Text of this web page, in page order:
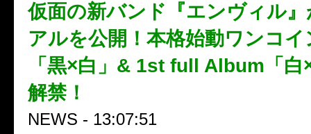
仮面の新バンド『エンヴィル
アルを公開！本格始動ワンコ
「黒×白」& 1st full Album「白
解禁！
NEWS - 13:07:51